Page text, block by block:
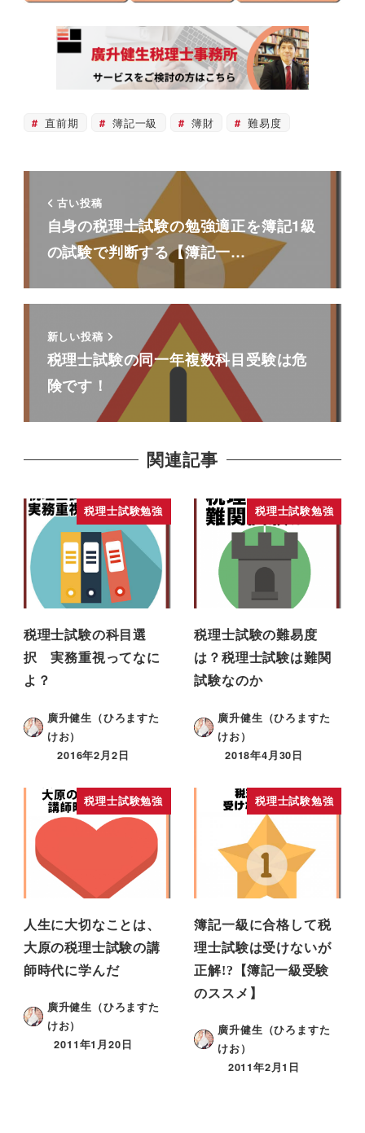
直前期 簿記一級 簿財 難易度
古い投稿
自身の税理士試験の勉強適正を簿記1級
の試験で判断する【簿記一…
新しい投稿
税理士試験の同一年複数科目受験は危
険です！
関連記事
税理士試験勉強
税理士試験の科目選
択 実務重視ってなに
よ？
廣升健生（ひろますた
けお）
2016年2月2日
税理士試験勉強
税理士試験の難易度
は？税理士試験は難関
試験なのか
廣升健生（ひろますた
けお）
2018年4月30日
税理士試験勉強
人生に大切なことは、
大原の税理士試験の講
師時代に学んだ
廣升健生（ひろますた
けお）
2011年1月20日
税理士試験勉強
簿記一級に合格して税
理士試験は受けないが
正解!?【簿記一級受験
のススメ】
廣升健生（ひろますた
けお）
2011年2月1日